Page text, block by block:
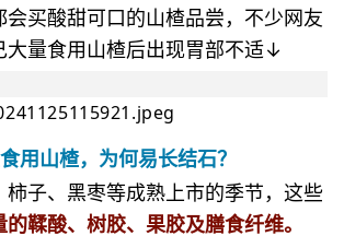
买酸甜可口的山楂品尝，不少网友
大量食用山楂后出现胃部不适↓
用山楂，为何易长结石？
子、 黑枣等成熟上市的季节，这些
鞣酸、树胶、果胶及膳食纤维。